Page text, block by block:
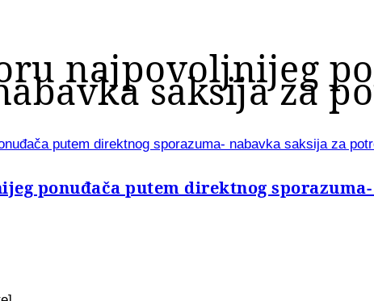
najpovoljnijeg
saksija za
putem direktnog sporazuma- nabavka saksija za
ponuđača putem direktnog